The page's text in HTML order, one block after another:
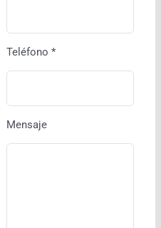
Teléfono *
Mensaje